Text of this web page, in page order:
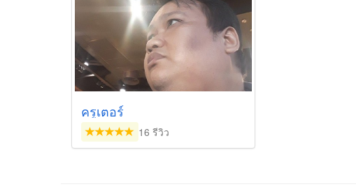
ครูเตอร์
16 รีวิว